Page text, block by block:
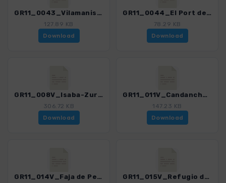
GR11_0043_Vilamaniscle-El Port de la Selva_4487_1.gpx
127.89 KB
Download
GR11_0044_El Port de la Selva-Cap de Creus_4487_1.gpx
78.29 KB
Download
GR11_008V_Isaba-Zuriza-Variante Ezkaurre_4487_1.gpx
306.72 KB
Download
GR11_011V_Candanchu_Sallent de Gallego ueber Canal de Izas_4487_1.gpx
147.23 KB
Download
GR11_014V_Faja de Pelay_4487_1.gpx GR11_015V_Refugio de Goriz-Circo de Pineta-via Faixa deras Solas_4487_1.gpx